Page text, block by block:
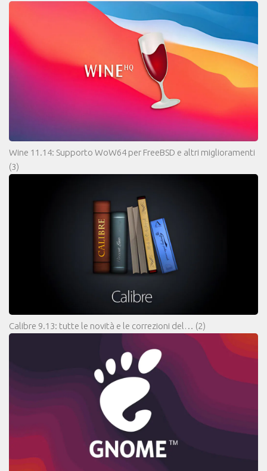
Wine 11.14: Supporto WoW64 per FreeBSD e altri miglioramenti
(3)
Calibre 9.13: tutte le novità e le correzioni del… (2)